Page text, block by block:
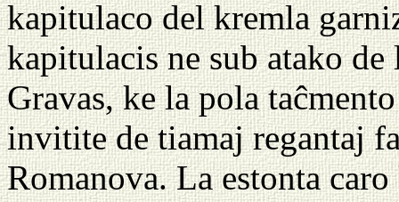
kapitulaco del kremla
kapitulacis ne sub atako
Gravas, ke la pola
invitite de tiamaj regantaj
Romanova. La estonta